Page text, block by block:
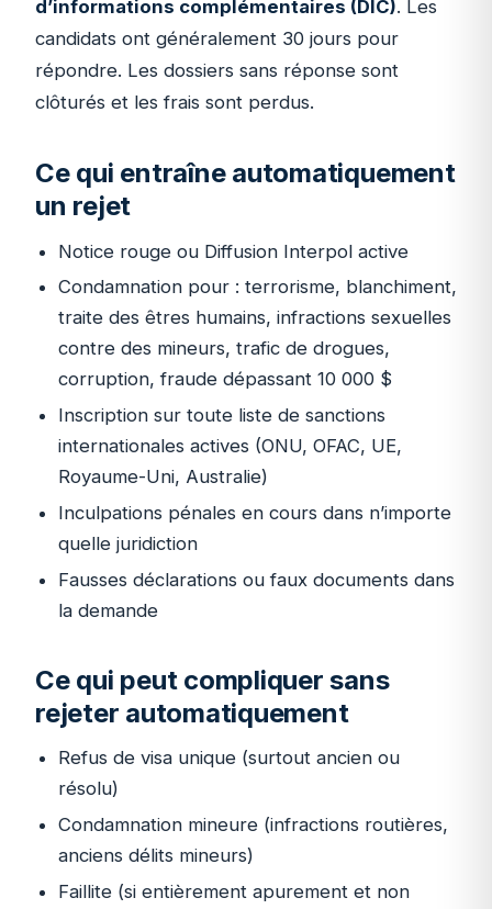
d’informations complémentaires (DIC). Les
candidats ont généralement 30 jours pour
répondre. Les dossiers sans réponse sont
clôturés et les frais sont perdus.
Ce qui entraîne automatiquement
un rejet
Notice rouge ou Diffusion Interpol active
Condamnation pour : terrorisme, blanchiment,
traite des êtres humains, infractions sexuelles
contre des mineurs, trafic de drogues,
corruption, fraude dépassant 10 000 $
Inscription sur toute liste de sanctions
internationales actives (ONU, OFAC, UE,
Royaume-Uni, Australie)
Inculpations pénales en cours dans n’importe
quelle juridiction
Fausses déclarations ou faux documents dans
la demande
Ce qui peut compliquer sans
rejeter automatiquement
Refus de visa unique (surtout ancien ou
résolu)
Condamnation mineure (infractions routières,
anciens délits mineurs)
Faillite (si entièrement apurement et non